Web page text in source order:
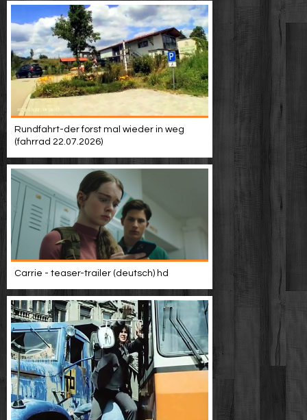
Rundfahrt-der forst mal wieder in weg
(fahrrad 22.07.2026)
Carrie - teaser-trailer (deutsch) hd